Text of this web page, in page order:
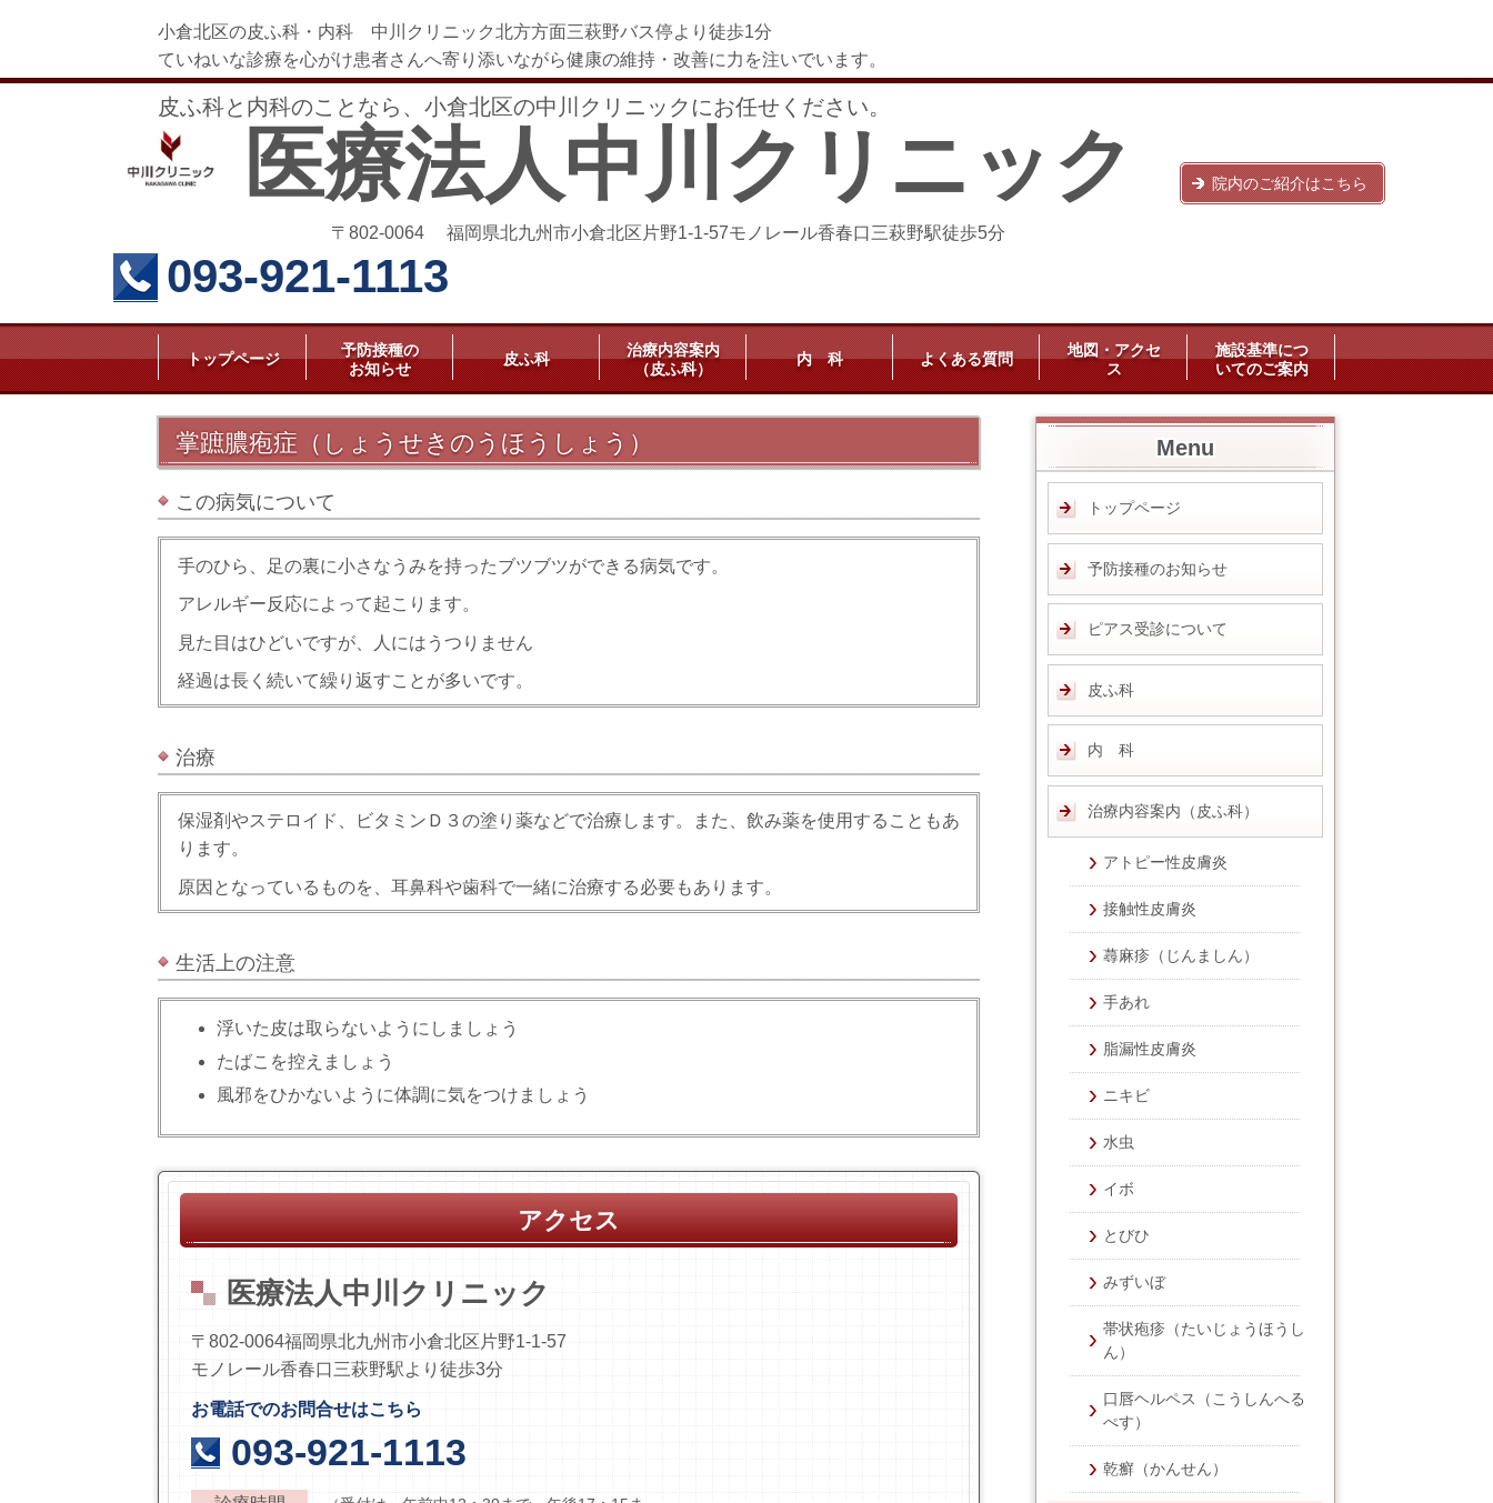
小倉北区の皮ふ科・内科 中川クリニック北方方面三萩野バス停より徒歩1分
ていねいな診療を心がけ患者さんへ寄り添いながら健康の維持・改善に力を注いでいます。
皮ふ科と内科のことなら、小倉北区の中川クリニックにお任せください。
医療法人中川クリニック
〒802-0064 福岡県北九州市小倉北区片野1-1-57モノレール香春口三萩野駅徒歩5分
093-921-1113
院内のご紹介はこちら
トップページ
予防接種の
お知らせ
皮ふ科
治療内容案内
（皮ふ科）
内 科 よくある質問
地図・アクセ
ス
施設基準につ
いてのご案内
掌蹠膿疱症（しょうせきのうほうしょう）
この病気について
手のひら、足の裏に小さなうみを持ったブツブツができる病気です。
アレルギー反応によって起こります。
見た目はひどいですが、人にはうつりません
経過は長く続いて繰り返すことが多いです。
治療
保湿剤やステロイド、ビタミンＤ３の塗り薬などで治療します。また、飲み薬を使用することもあ
ります。
原因となっているものを、耳鼻科や歯科で一緒に治療する必要もあります。
生活上の注意
浮いた皮は取らないようにしましょう
たばこを控えましょう
風邪をひかないように体調に気をつけましょう
アクセス
医療法人中川クリニック
〒802-0064福岡県北九州市小倉北区片野1-1-57
モノレール香春口三萩野駅より徒歩3分
お電話でのお問合せはこちら
093-921-1113
Menu
トップページ
予防接種のお知らせ
ピアス受診について
皮ふ科
内 科
治療内容案内（皮ふ科）
アトピー性皮膚炎
接触性皮膚炎
蕁麻疹（じんましん）
手あれ
脂漏性皮膚炎
ニキビ
水虫
イボ
とびひ
みずいぼ
帯状疱疹（たいじょうほうし
ん）
口唇ヘルペス（こうしんへる
ぺす）
乾癬（かんせん）